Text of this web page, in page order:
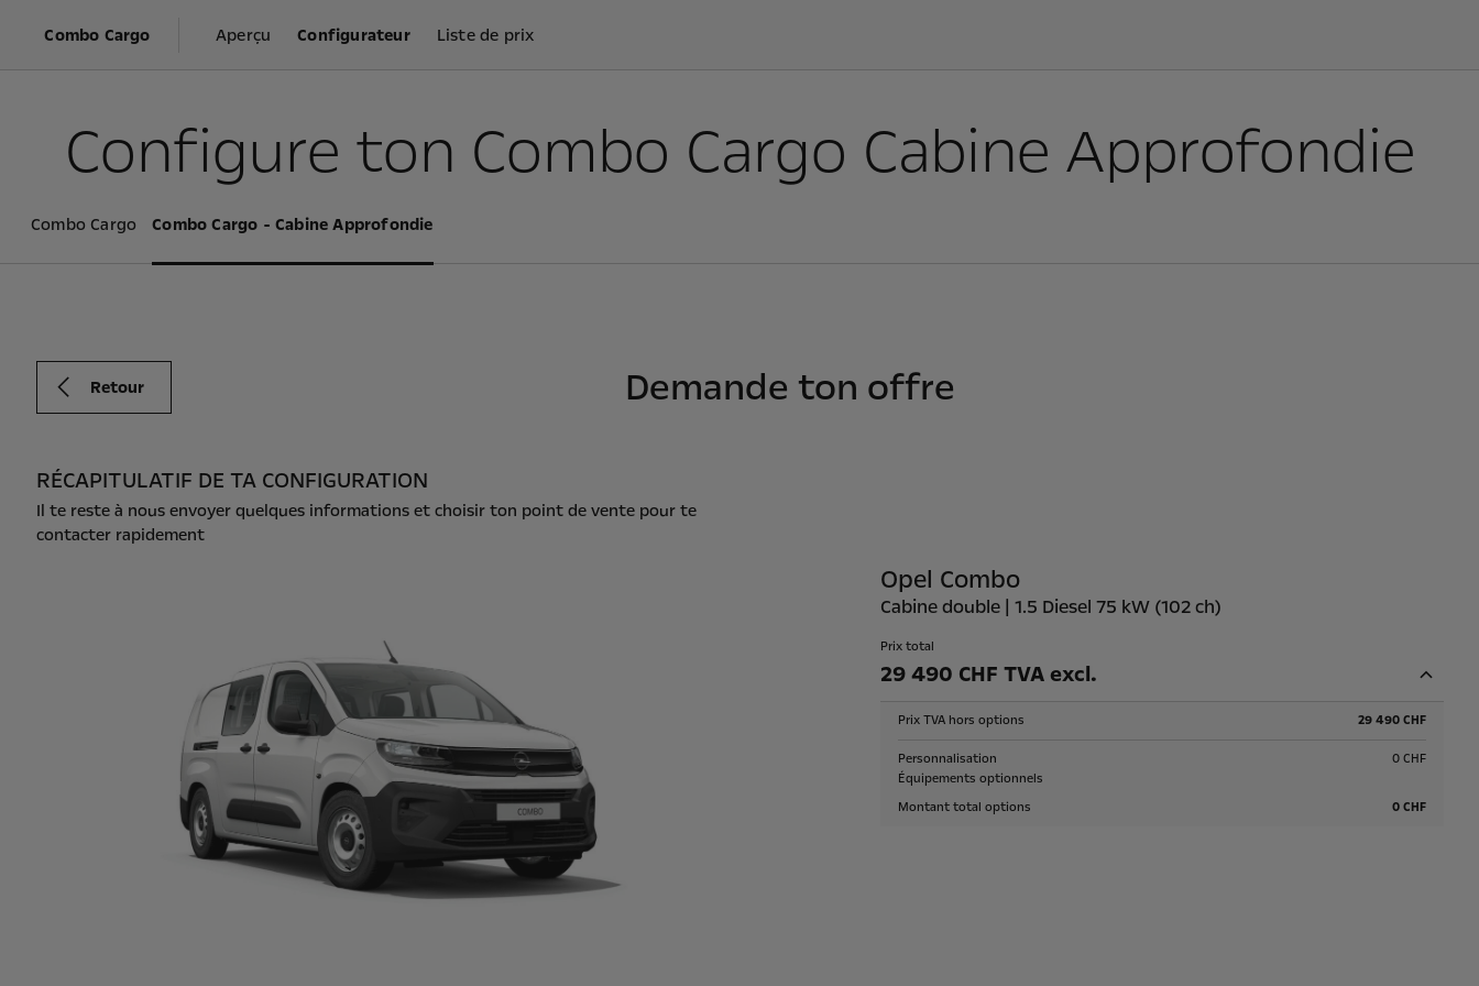
Combo Cargo Aperçu Configurateur Liste de prix
Configure ton Combo Cargo Cabine Approfondie
Combo Cargo Combo Cargo - Cabine Approfondie
Retour Demande ton offre
RÉCAPITULATIF DE TA CONFIGURATION
Il te reste à nous envoyer quelques informations et choisir ton point de vente pour te
contacter rapidement
Opel Combo
Cabine double | 1.5 Diesel 75 kW (102 ch)
Prix total
29 490 CHF TVA excl.
Prix TVA hors options 29 490 CHF
Personnalisation
0 CHF
Équipements optionnels
Montant total options
0 CHF